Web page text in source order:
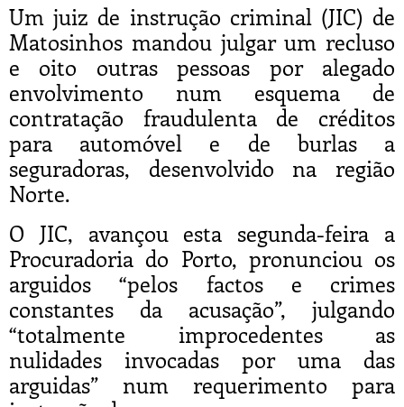
Um juiz de instrução criminal (JIC) de
Matosinhos mandou julgar um recluso
e oito outras pessoas por alegado
envolvimento num esquema de
contratação fraudulenta de créditos
para automóvel e de burlas a
seguradoras, desenvolvido na região
Norte.
O JIC, avançou esta segunda-feira a
Procuradoria do Porto, pronunciou os
arguidos “pelos factos e crimes
constantes da acusação”, julgando
“totalmente improcedentes as
nulidades invocadas por uma das
arguidas” num requerimento para